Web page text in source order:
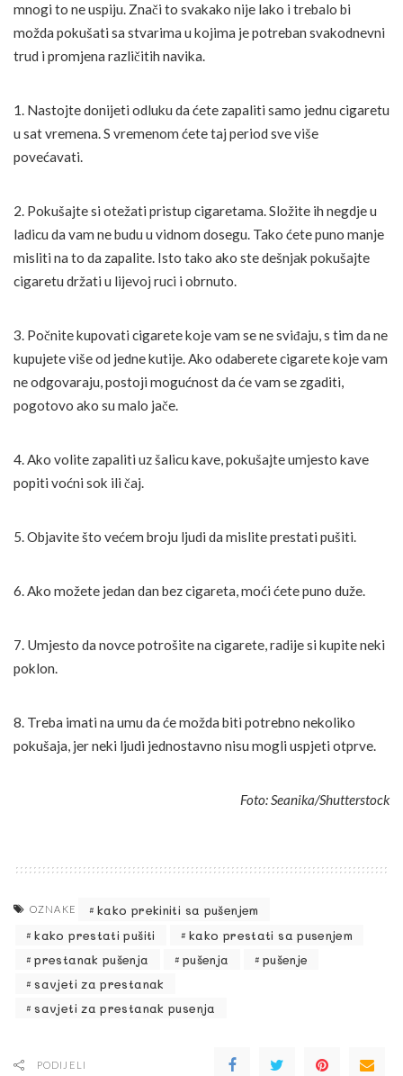
mnogi to ne uspiju. Znači to svakako nije lako i trebalo bi
možda pokušati sa stvarima u kojima je potreban svakodnevni
trud i promjena različitih navika.
1. Nastojte donijeti odluku da ćete zapaliti samo jednu cigaretu
u sat vremena. S vremenom ćete taj period sve više
povećavati.
2. Pokušajte si otežati pristup cigaretama. Složite ih negdje u
ladicu da vam ne budu u vidnom dosegu. Tako ćete puno manje
misliti na to da zapalite. Isto tako ako ste dešnjak pokušajte
cigaretu držati u lijevoj ruci i obrnuto.
3. Počnite kupovati cigarete koje vam se ne sviđaju, s tim da ne
kupujete više od jedne kutije. Ako odaberete cigarete koje vam
ne odgovaraju, postoji mogućnost da će vam se zgaditi,
pogotovo ako su malo jače.
4. Ako volite zapaliti uz šalicu kave, pokušajte umjesto kave
popiti voćni sok ili čaj.
5. Objavite što većem broju ljudi da mislite prestati pušiti.
6. Ako možete jedan dan bez cigareta, moći ćete puno duže.
7. Umjesto da novce potrošite na cigarete, radije si kupite neki
poklon.
8. Treba imati na umu da će možda biti potrebno nekoliko
pokušaja, jer neki ljudi jednostavno nisu mogli uspjeti otprve.
Foto: Seanika/Shutterstock
OZNAKE
kako prekiniti sa pušenjem
kako prestati pušiti
kako prestati sa pusenjem
prestanak pušenja
pušenja
pušenje
savjeti za prestanak
savjeti za prestanak pusenja
PODIJELI